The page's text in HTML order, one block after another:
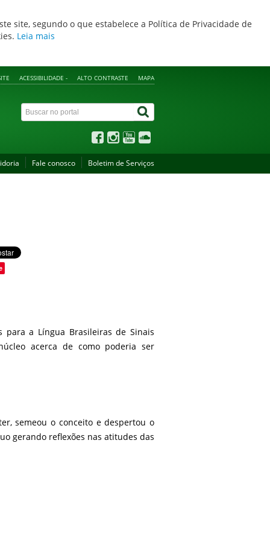
site, segundo o que estabelece a Política de Privacidade de
Leia mais
ACESSIBILIDADE - ALTO CONTRASTE MAPA
Fale conosco Boletim de Serviços
a Língua Brasileiras de Sinais
acerca de como poderia ser
semeou o conceito e despertou o
gerando reflexões nas atitudes das